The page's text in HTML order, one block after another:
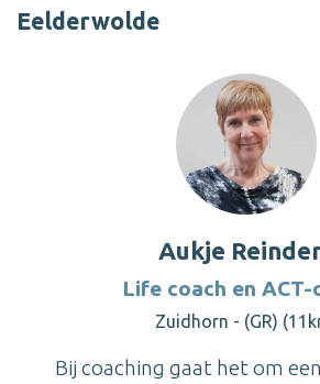
Eelderwolde
Aukje
Life coach en ACT-
Zuidhorn - (GR)
Bij coaching gaat het om